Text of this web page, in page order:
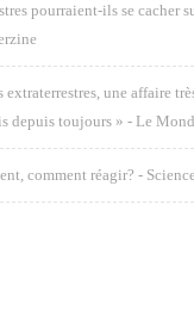
pourraient-ils se cacher
une affaire
depuis toujours » - Le
comment réagir? -